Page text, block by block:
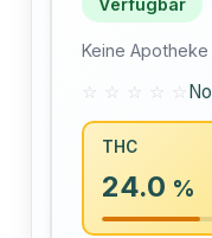
Keine
☆ ☆ ☆ ☆ ☆
THC
24.0 %